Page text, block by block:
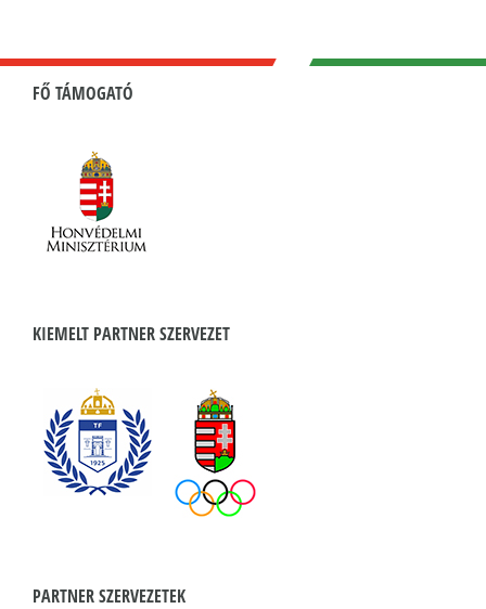
FŐ TÁMOGATÓ
KIEMELT PARTNER SZERVEZET
PARTNER SZERVEZETEK